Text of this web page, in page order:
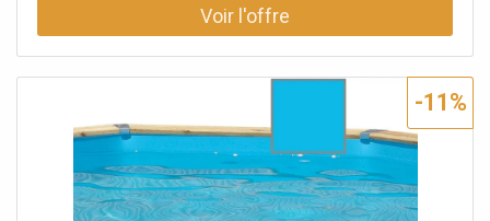
-11%